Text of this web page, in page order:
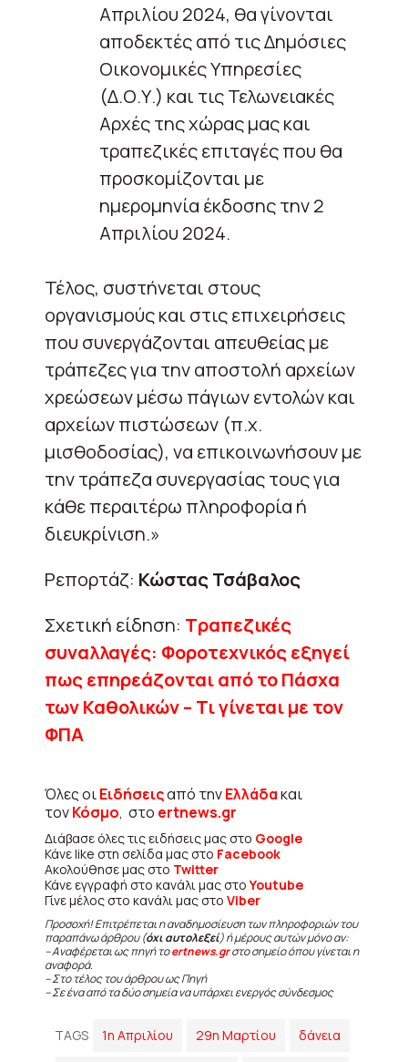
Απριλίου 2024, θα γίνονται
αποδεκτές από τις Δημόσιες
Οικονομικές Υπηρεσίες
(Δ.Ο.Υ.) και τις Τελωνειακές
Αρχές της χώρας μας και
τραπεζικές επιταγές που θα
προσκομίζονται με
ημερομηνία έκδοσης την 2
Απριλίου 2024.
Τέλος, συστήνεται στους
οργανισμούς και στις επιχειρήσεις
που συνεργάζονται απευθείας με
τράπεζες για την αποστολή αρχείων
χρεώσεων μέσω πάγιων εντολών και
αρχείων πιστώσεων (π.χ.
μισθοδοσίας), να επικοινωνήσουν με
την τράπεζα συνεργασίας τους για
κάθε περαιτέρω πληροφορία ή
διευκρίνιση.»
Ρεπορτάζ: Κώστας Τσάβαλος
Σχετική είδηση: Τραπεζικές
συναλλαγές: Φοροτεχνικός εξηγεί
πως επηρεάζονται από το Πάσχα
των Καθολικών – Τι γίνεται με τον
ΦΠΑ
Όλες οιΕιδήσειςαπό τηνΕλλάδακαι
τονΚόσμο, στο ertnews.gr
Διάβασε όλες τις ειδήσεις μας στο Google
Κάνε like στη σελίδα μας στο Facebook
Ακολούθησε μας στο Twitter
Κάνε εγγραφή στο κανάλι μας στοYoutube
Γίνε μέλος στο κανάλι μας στο Viber
Προσοχή! Επιτρέπεται η αναδημοσίευση των πληροφοριών του
παραπάνω άρθρου (όχι αυτολεξεί) ή μέρους αυτών μόνο αν:
– Αναφέρεται ως πηγή τοertnews.grστο σημείο όπου γίνεται η
αναφορά.
– Στο τέλος του άρθρου ως Πηγή
– Σε ένα από τα δύο σημεία να υπάρχει ενεργός σύνδεσμος
TAGS 1η Απριλίου 29η Μαρτίου δάνεια